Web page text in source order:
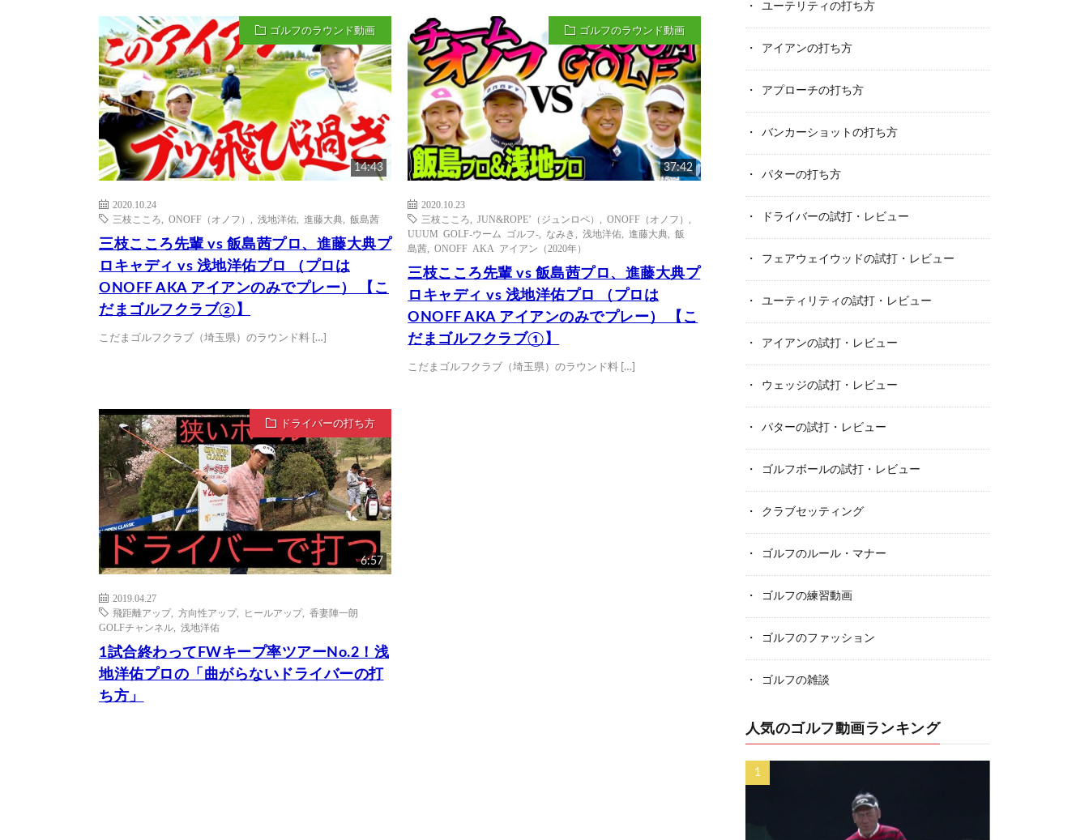
ゴルフのラウンド動画
14:43
2020.10.24
三枝こころ
ONOFF（オノフ） 浅地洋佑 進藤大典 飯島茜
三枝こころ先輩 vs 飯島茜プロ、進藤大典プ
ロキャディ vs 浅地洋佑プロ （プロは
ONOFF AKA アイアンのみでプレー） 【こ
だまゴルフクラブ②】
こだまゴルフクラブ（埼玉県）のラウンド料 […]
ゴルフのラウンド動画
37:42
2020.10.23
三枝こころ
,JUN&ROPE’（ジュンロペ） ,ONOFF（オノフ）
UUUM GOLF-ウーム ゴルフ-
なみき ,浅地洋佑 ,進藤大典 ,飯
島茜 ,ONOFF AKA アイアン（2020年）
三枝こころ先輩 vs 飯島茜プロ、進藤大典プ
ロキャディ vs 浅地洋佑プロ （プロは
ONOFF AKA アイアンのみでプレー） 【こ
だまゴルフクラブ①】
こだまゴルフクラブ（埼玉県）のラウンド料 […]
ドライバーの打ち方
6:57
2019.04.27
飛距離アップ, 方向性アップ, ヒールアップ, 香妻陣一朗
GOLFチャンネル
浅地洋佑
1試合終わってFWキープ率ツアーNo.2！浅
地洋佑プロの「曲がらないドライバーの打
ち方」
ユーテリティの打ち方
アイアンの打ち方
アプローチの打ち方
バンカーショットの打ち方
パターの打ち方
ドライバーの試打・レビュー
フェアウェイウッドの試打・レビュー
ユーティリティの試打・レビュー
アイアンの試打・レビュー
ウェッジの試打・レビュー
パターの試打・レビュー
ゴルフボールの試打・レビュー
クラブセッティング
ゴルフのルール・マナー
ゴルフの練習動画
ゴルフのファッション
ゴルフの雑談
人気のゴルフ動画ランキング